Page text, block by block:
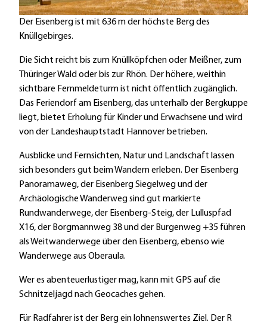
E
e
n
b
e
r
g
u
n
d
G
e
i
t
l
e
n
b
r
g
Der Eisenberg ist mit 636 m der höchste Berg des
Knüllgebirges.
Die Sicht reicht bis zum Knüllköpfchen oder Meißner, zum
Thüringer Wald oder bis zur Rhön. Der höhere, weithin
sichtbare Fernmeldeturm ist nicht öffentlich zugänglich.
Das Feriendorf am Eisenberg, das unterhalb der Bergkuppe
liegt, bietet Erholung für Kinder und Erwachsene und wird
von der Landeshauptstadt Hannover betrieben.
Ausblicke und Fernsichten, Natur und Landschaft lassen
sich besonders gut beim Wandern erleben. Der Eisenberg
Panoramaweg, der Eisenberg Siegelweg und der
Archäologische Wanderweg sind gut markierte
Rundwanderwege, der Eisenberg-Steig, der Lulluspfad
X16, der Borgmannweg 38 und der Burgenweg +35 führen
als Weitwanderwege über den Eisenberg, ebenso wie
Wanderwege aus Oberaula.
Wer es abenteuerlustiger mag, kann mit GPS auf die
Schnitzeljagd nach Geocaches gehen.
Für Radfahrer ist der Berg ein lohnenswertes Ziel. Der R